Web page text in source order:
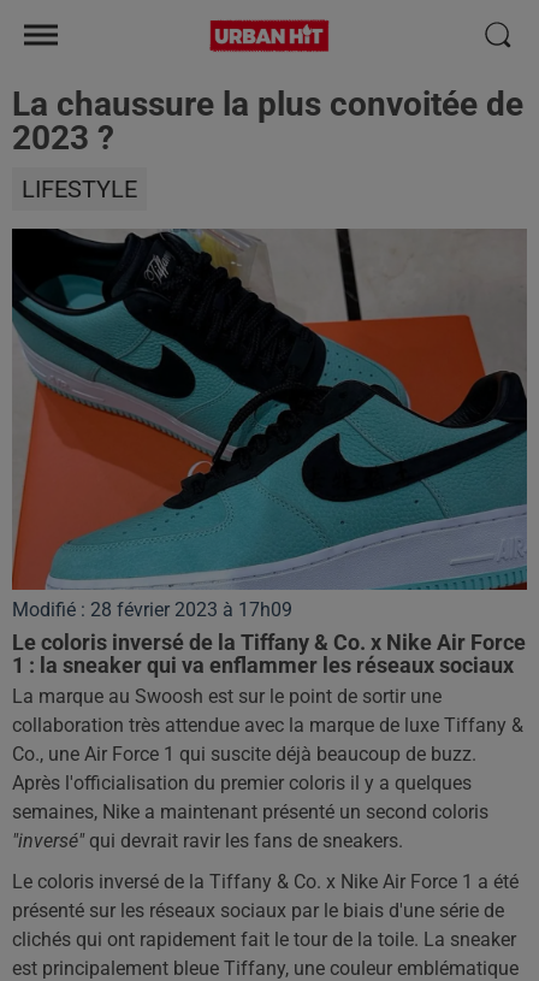
La chaussure la plus convoitée de
2023 ?
LIFESTYLE
Modifié : 28 février 2023 à 17h09
Le coloris inversé de la Tiffany & Co. x Nike Air Force
1 : la sneaker qui va enflammer les réseaux sociaux
La marque au Swoosh est sur le point de sortir une
collaboration très attendue avec la marque de luxe Tiffany &
Co., une Air Force 1 qui suscite déjà beaucoup de buzz.
Après l'officialisation du premier coloris il y a quelques
semaines, Nike a maintenant présenté un second coloris
"inversé" qui devrait ravir les fans de sneakers.
Le coloris inversé de la Tiffany & Co. x Nike Air Force 1 a été
présenté sur les réseaux sociaux par le biais d'une série de
clichés qui ont rapidement fait le tour de la toile. La sneaker
est principalement bleue Tiffany, une couleur emblématique